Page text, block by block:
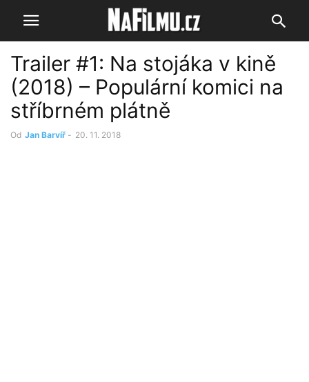
Trailer #1: Na stojáka v kině
(2018) – Populární komici na
stříbrném plátně
Od Jan Barvíř - 20. 11. 2018